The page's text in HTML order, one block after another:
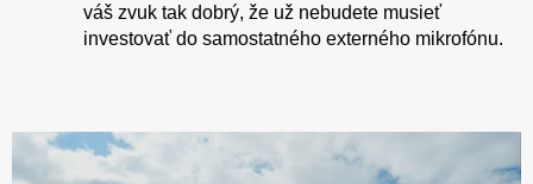
váš zvuk tak dobrý, že už nebudete musieť
investovať do samostatného externého mikrofónu.